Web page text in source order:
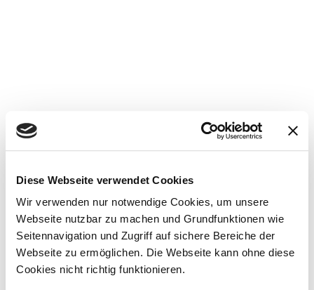
Diese Webseite verwendet Cookies
Wir verwenden nur notwendige Cookies, um unsere
Webseite nutzbar zu machen und Grundfunktionen wie
Seitennavigation und Zugriff auf sichere Bereiche der
Webseite zu ermöglichen. Die Webseite kann ohne diese
Cookies nicht richtig funktionieren.